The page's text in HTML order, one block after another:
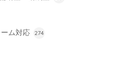
ム対応 274